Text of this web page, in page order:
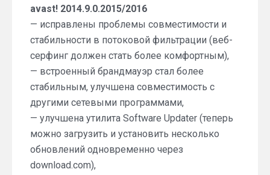
avast! 2014.9.0.2015/2016
— исправлены проблемы совместимости и
стабильности в потоковой фильтрации (веб-
серфинг должен стать более комфортным),
— встроенный брандмауэр стал более
стабильным, улучшена совместимость с
другими сетевыми программами,
— улучшена утилита Software Updater (теперь
можно загрузить и установить несколько
обновлений одновременно через
download.com),